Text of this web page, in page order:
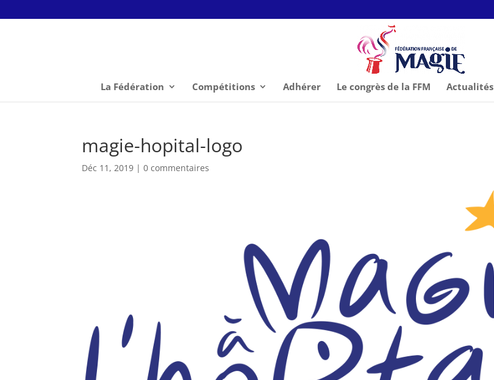
La Fédération Compétitions Adhérer Le congrès de la FFM Actualités
magie-hopital-logo
Déc 11, 2019 |0 commentaires